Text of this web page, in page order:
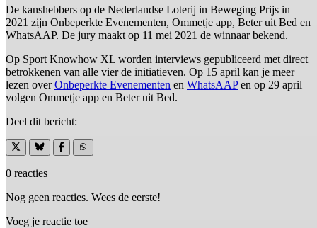
De kanshebbers op de Nederlandse Loterij in Beweging Prijs in
2021 zijn Onbeperkte Evenementen, Ommetje app, Beter uit Bed en
WhatsAAP. De jury maakt op 11 mei 2021 de winnaar bekend.
Op Sport Knowhow XL worden interviews gepubliceerd met direct
betrokkenen van alle vier de initiatieven. Op 15 april kan je meer
lezen overOnbeperkte Evenementen en WhatsAAPen op 29 april
volgen Ommetje app en Beter uit Bed.
Deel dit bericht:
0 reacties
Nog geen reacties. Wees de eerste!
Voeg je reactie toe